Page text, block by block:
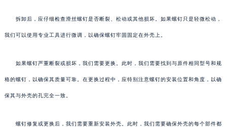
拆卸后，应仔细检查滑丝螺钉是否断裂、松动或其他损坏。如果螺钉只是轻微松动，
我们可以使用专业工具进行微调，以确保螺钉牢固固定在外壳上。
如果螺钉严重断裂或损坏，我们需要更换。此时，我们需要找到与原件相同型号和规
格的螺钉，以确保其质量可靠。在更换过程中，应特别注意螺钉的安装位置和角度，以确
保其与外壳的孔完全一致。
螺钉修复或更换后，我们需要重新安装外壳。此时，我们需要确保外壳的每个部件都